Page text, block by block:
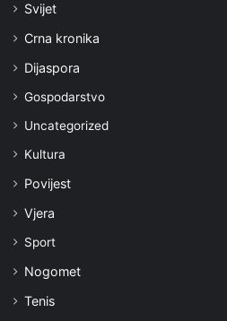
Svijet
Crna kronika
Dijaspora
Gospodarstvo
Uncategorized
Kultura
Povijest
Vjera
Sport
Nogomet
Tenis